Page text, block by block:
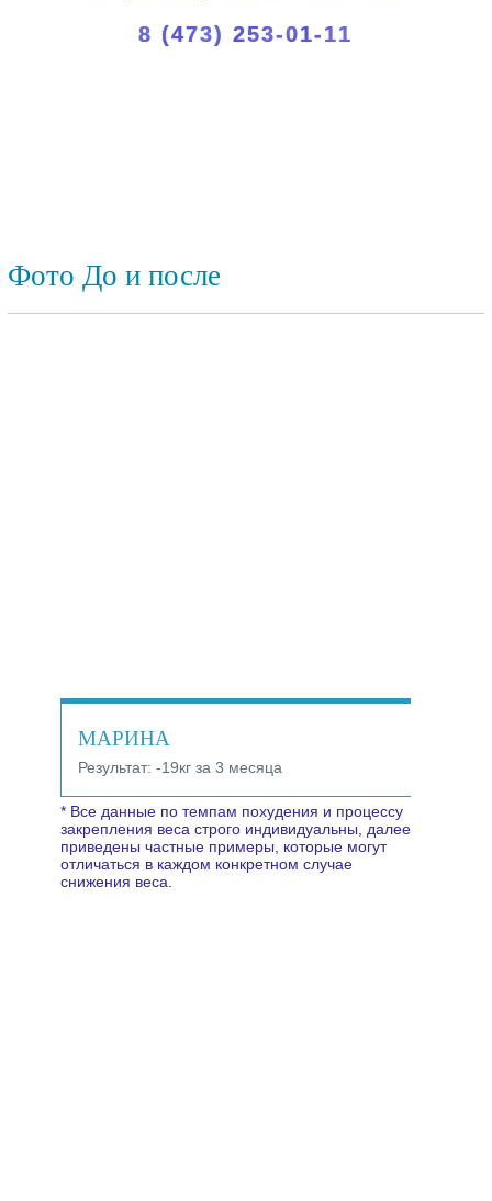
8 (473) 253-01-11
Фото До и после
МАРИНА
Результат: -19кг за 3 месяца
* Все данные по темпам похудения и процессу
закрепления веса строго индивидуальны, далее
приведены частные примеры, которые могут
отличаться в каждом конкретном случае
снижения веса.